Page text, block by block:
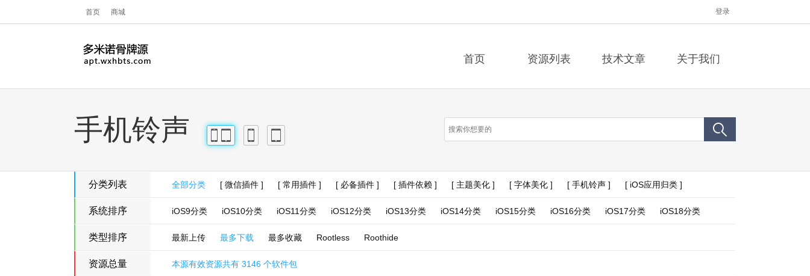
首页 商城 登录
首页 资源列表 技术文章 关于我们
手机铃声
分类列表 全部分类 [ 微信插件 ] [ 常用插件 ] [ 必备插件 ] [ 插件依赖 ] [ 主题美化 ] [ 字体美化 ] [ 手机铃声 ] [ iOS应用归类 ]
系统排序 iOS9分类 iOS10分类 iOS11分类 iOS12分类 iOS13分类 iOS14分类 iOS15分类 iOS16分类 iOS17分类 iOS18分类
类型排序 最新上传 最多下载 最多收藏 Rootless Roothide
资源总量 本源有效资源共有 3146 个软件包